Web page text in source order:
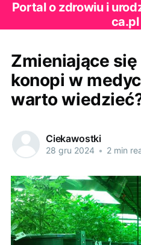
Portal o zdrowiu i
ca.pl
Zmieniające
konopi w
warto
Ciekawostki
28 gru 2024 • 2 min